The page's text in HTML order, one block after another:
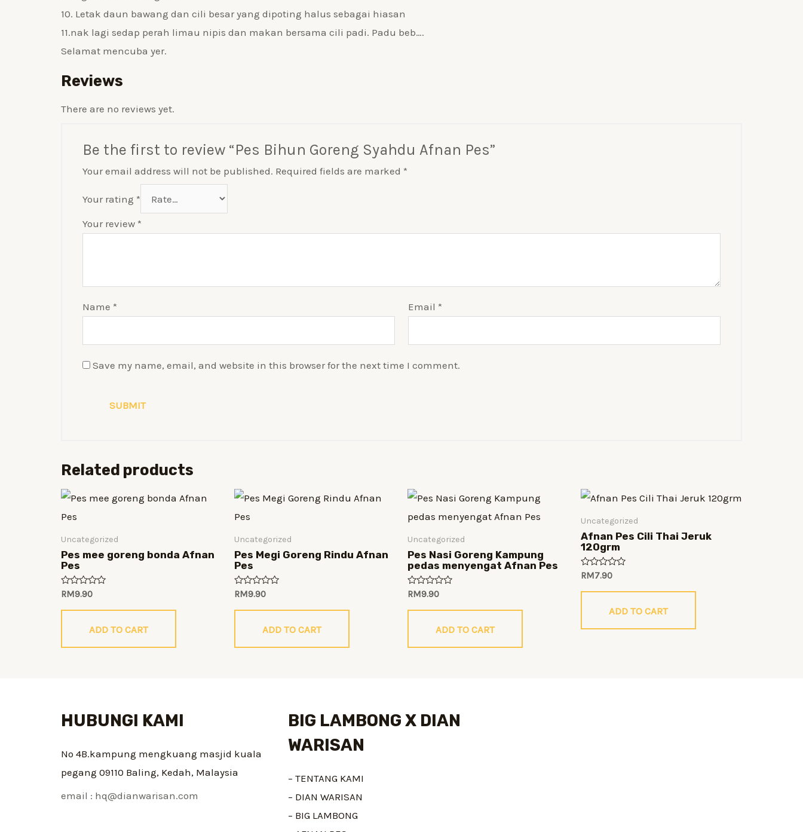
10. Letak daun bawang dan cili besar yang dipoting halus sebagai hiasan
11.nak lagi sedap perah limau nipis dan makan bersama cili padi. Padu beb….
Selamat mencuba yer.
Reviews
There are no reviews yet.
Be the first to review “Pes Bihun Goreng Syahdu Afnan Pes”
Your email address will not be published. Required fields are marked *
Your rating *
Your review *
Name * Email *
Save my name, email, and website in this browser for the next time I comment.
Related products
Uncategorized
Pes mee goreng bonda Afnan
Pes
Rated
out
RM9.90
ADD TO CART
Uncategorized
Pes Megi Goreng Rindu Afnan
Pes
Rated
out
RM9.90
ADD TO CART
Uncategorized
Pes Nasi Goreng Kampung
pedas menyengat Afnan Pes
Rated
out
RM9.90
ADD TO CART
Uncategorized
Afnan Pes Cili Thai Jeruk
120grm
Rated
out
RM7.90
ADD TO CART
HUBUNGI KAMI
No 4B.kampung mengkuang masjid kuala
pegang 09110 Baling, Kedah, Malaysia
email : hq@dianwarisan.com
BIG LAMBONG X DIAN
WARISAN
– TENTANG KAMI
– DIAN WARISAN
– BIG LAMBONG